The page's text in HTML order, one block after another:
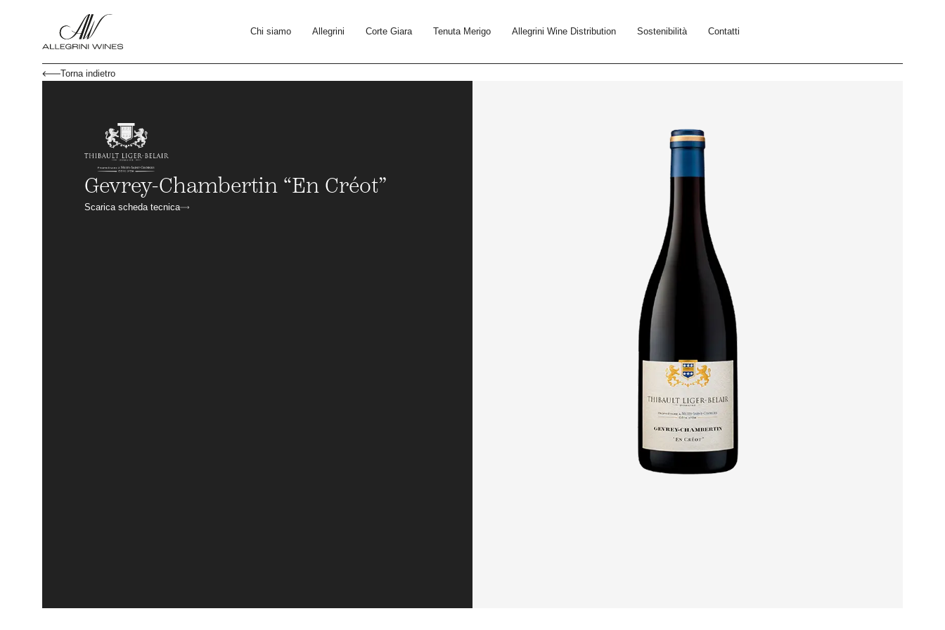
Chi siamo Allegrini Corte Giara Tenuta Merigo Allegrini Wine Distribution Sostenibilità Contatti
Torna indietro
Gevrey-Chambertin “En Créot”
Scarica scheda tecnica